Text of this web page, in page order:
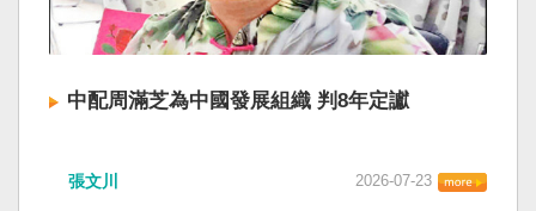
中配周滿芝為中國發展組織 判8年定讞
張文川 2026-07-23